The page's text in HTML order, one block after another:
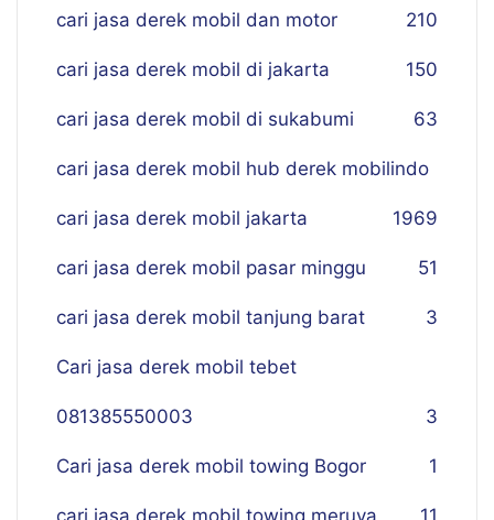
cari jasa derek mobil dan motor 210
cari jasa derek mobil di jakarta 150
cari jasa derek mobil di sukabumi 63
cari jasa derek mobil hub derek mobilindo
69
cari jasa derek mobil jakarta 19
cari jasa derek mobil pasar minggu 51
cari jasa derek mobil tanjung barat 3
Cari jasa derek mobil tebet
081385550003 3
Cari jasa derek mobil towing Bogor 1
cari jasa derek mobil towing meruya 11